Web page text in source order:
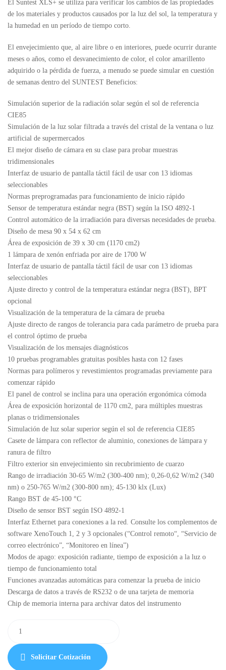
El Suntest XLS+ se utiliza para verificar los cambios de las propiedades
de los materiales y productos causados por la luz del sol, la temperatura y
la humedad en un período de tiempo corto.
El envejecimiento que, al aire libre o en interiores, puede ocurrir durante
meses o años, como el desvanecimiento de color, el color amarillento
adquirido o la pérdida de fuerza, a menudo se puede simular en cuestión
de semanas dentro del SUNTEST Beneficios:
Simulación superior de la radiación solar según el sol de referencia
CIE85
Simulación de la luz solar filtrada a través del cristal de la ventana o luz
artificial de supermercados
El mejor diseño de cámara en su clase para probar muestras
tridimensionales
Interfaz de usuario de pantalla táctil fácil de usar con 13 idiomas
seleccionables
Normas preprogramadas para funcionamiento de inicio rápido
Sensor de temperatura estándar negra (BST) según la ISO 4892-1
Control automático de la irradiación para diversas necesidades de prueba.
Diseño de mesa 90 x 54 x 62 cm
Área de exposición de 39 x 30 cm (1170 cm2)
1 lámpara de xenón enfriada por aire de 1700 W
Interfaz de usuario de pantalla táctil fácil de usar con 13 idiomas
seleccionables
Ajuste directo y control de la temperatura estándar negra (BST), BPT
opcional
Visualización de la temperatura de la cámara de prueba
Ajuste directo de rangos de tolerancia para cada parámetro de prueba para
el control óptimo de prueba
Visualización de los mensajes diagnósticos
10 pruebas programables gratuitas posibles hasta con 12 fases
Normas para polímeros y revestimientos programadas previamente para
comenzar rápido
El panel de control se inclina para una operación ergonómica cómoda
Área de exposición horizontal de 1170 cm2, para múltiples muestras
planas o tridimensionales
Simulación de luz solar superior según el sol de referencia CIE85
Casete de lámpara con reflector de aluminio, conexiones de lámpara y
ranura de filtro
Filtro exterior sin envejecimiento sin recubrimiento de cuarzo
Rango de irradiación 30-65 W/m2 (300-400 nm); 0,26-0,62 W/m2 (340
nm) o 250-765 W/m2 (300-800 nm); 45-130 klx (Lux)
Rango BST de 45-100 °C
Diseño de sensor BST según ISO 4892-1
Interfaz Ethernet para conexiones a la red. Consulte los complementos de
software XenoTouch 1, 2 y 3 opcionales (“Control remoto“, “Servicio de
correo electrónico”, “Monitoreo en línea”)
Modos de apago: exposición radiante, tiempo de exposición a la luz o
tiempo de funcionamiento total
Funciones avanzadas automáticas para comenzar la prueba de inicio
Descarga de datos a través de RS232 o de una tarjeta de memoria
Chip de memoria interna para archivar datos del instrumento
Solicitar Cotización